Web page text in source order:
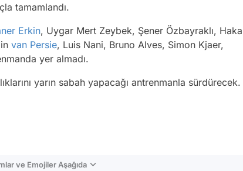
tamamlandı.
Erkin, Uygar Mert Zeybek, Şener Özbayraklı,
van Persie, Luis Nani, Bruno Alves, Simon Kjaer,
yer almadı.
yarın sabah yapacağı antrenmanla sürdürecek.
ve Emojiler Aşağıda